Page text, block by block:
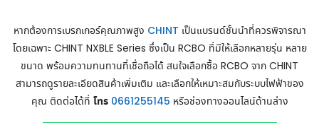
หากต้องการเบรกเกอร์คุณภาพสูง CHINT เป็นแบรนด์ชั้นนำที่ควรพิจารณา
โดยเฉพาะ CHINT NXBLE Series ซึ่งเป็น RCBO ที่มีให้เลือกหลายรุ่น หลาย
ขนาด พร้อมความทนทานที่เชื่อถือได้ สนใจเลือกซื้อ RCBO จาก CHINT
สามารถดูรายละเอียดสินค้าเพิ่มเติม และเลือกให้เหมาะสมกับระบบไฟฟ้าของ
คุณ ติดต่อได้ที่ โทร 0661255145 หรือช่องทางออนไลน์ด้านล่าง